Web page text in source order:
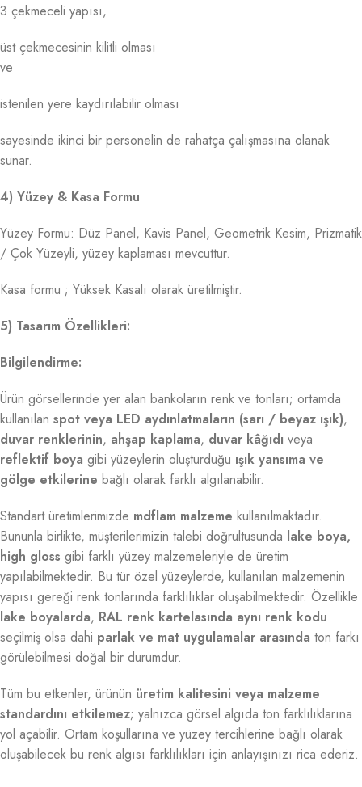
3 çekmeceli yapısı,
üst çekmecesinin kilitli olması
ve
istenilen yere kaydırılabilir olması
sayesinde ikinci bir personelin de rahatça çalışmasına olanak
sunar.
4) Yüzey & Kasa Formu
Yüzey Formu: Düz Panel, Kavis Panel, Geometrik Kesim, Prizmatik
/ Çok Yüzeyli, yüzey kaplaması mevcuttur.
Kasa formu ; Yüksek Kasalı olarak üretilmiştir.
5) Tasarım Özellikleri:
Bilgilendirme:
Ürün görsellerinde yer alan bankoların renk ve tonları; ortamda
kullanılan spot veya LED aydınlatmaların (sarı / beyaz ışık),
duvar renklerinin, ahşap kaplama, duvar kâğıdı veya
reflektif boya gibi yüzeylerin oluşturduğu ışık yansıma ve
gölge etkilerine bağlı olarak farklı algılanabilir.
Standart üretimlerimizde mdflam malzeme kullanılmaktadır.
Bununla birlikte, müşterilerimizin talebi doğrultusunda lake boya,
high gloss gibi farklı yüzey malzemeleriyle de üretim
yapılabilmektedir. Bu tür özel yüzeylerde, kullanılan malzemenin
yapısı gereği renk tonlarında farklılıklar oluşabilmektedir. Özellikle
lake boyalarda, RAL renk kartelasında aynı renk kodu
seçilmiş olsa dahi parlak ve mat uygulamalar arasında ton farkı
görülebilmesi doğal bir durumdur.
Tüm bu etkenler, ürünün üretim kalitesini veya malzeme
standardını etkilemez; yalnızca görsel algıda ton farklılıklarına
yol açabilir. Ortam koşullarına ve yüzey tercihlerine bağlı olarak
oluşabilecek bu renk algısı farklılıkları için anlayışınızı rica ederiz.